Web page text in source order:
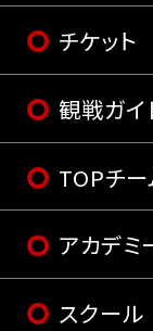
チケット
観戦ガイ
TOPチー
アカデミ
スクール